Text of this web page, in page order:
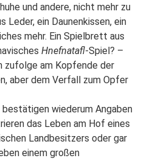
und andere, nicht mehr zu
Leder, ein Daunenkissen, ein
mehr. Ein Spielbrett aus
Hnefnatafl-Spiel? –
zufolge am Kopfende der
aber dem Verfall zum Opfer
bestätigen wiederum Angaben
das Leben am Hof eines
Landbesitzers oder gar
einem großen